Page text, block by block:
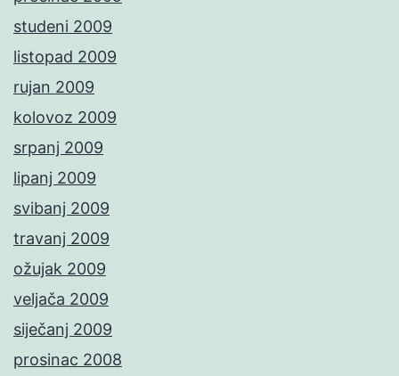
studeni 2009
listopad 2009
rujan 2009
kolovoz 2009
srpanj 2009
lipanj 2009
svibanj 2009
travanj 2009
ožujak 2009
veljača 2009
siječanj 2009
prosinac 2008